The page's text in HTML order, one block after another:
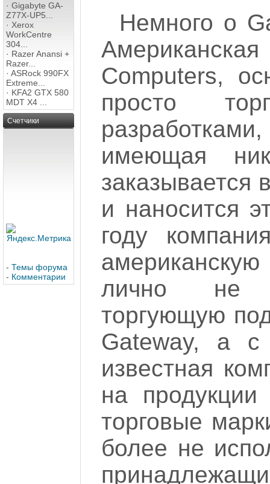
· Gigabyte GA-
Z77X-UP5...
· Xerox
WorkCentre
304...
· Razer Anansi +
Razer...
· ASRock 990FX
Extreme...
· KFA2 GTX 580
MDT X4 ...
Счетчики
- Темы форума
- Комментарии
Немного о
Computers,
просто
имеющая
заказывается
и наносится
году
лично не
торгующую
Gateway, а
известная
на
торговые
более не